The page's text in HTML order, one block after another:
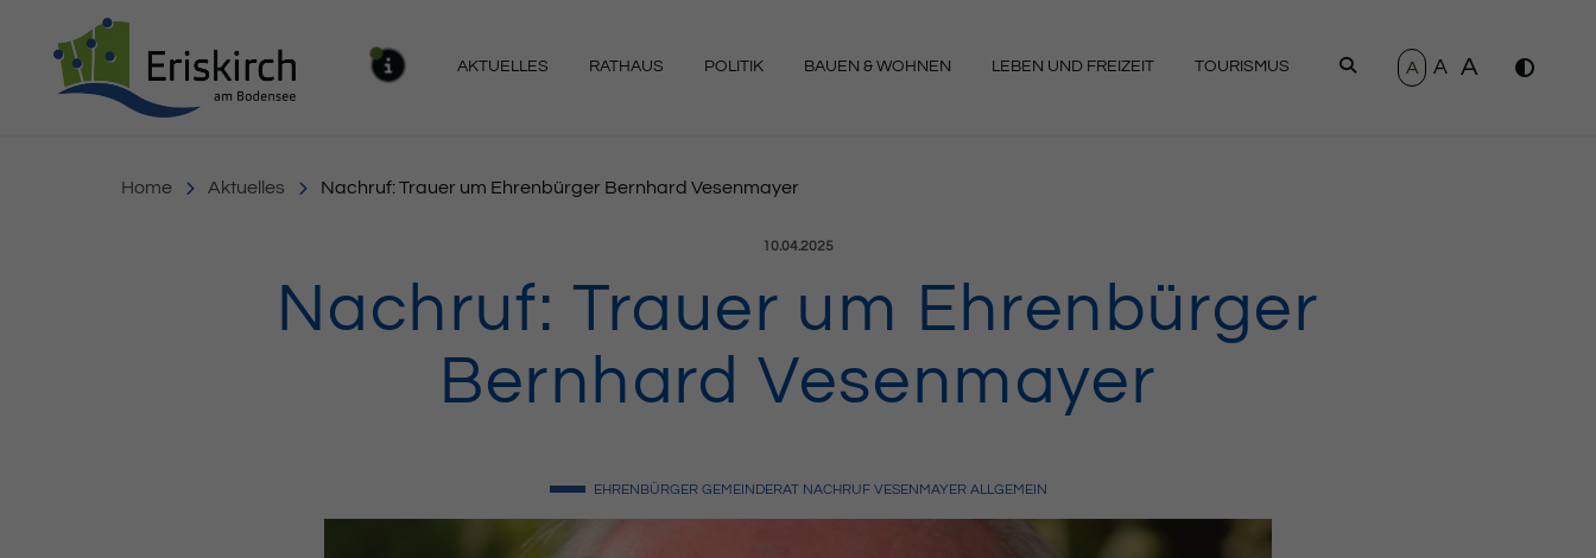
AKTUELLES RATHAUS POLITIK BAUEN & WOHNEN LEBEN UND FREIZEIT TOURISMUS SUCHEN
A A A
Home Aktuelles Nachruf: Trauer um Ehrenbürger Bernhard Vesenmayer
Veröffentlicht am:
10.04.2025
Nachruf: Trauer um Ehrenbürger
Bernhard Vesenmayer
EHRENBÜRGER GEMEINDERAT NACHRUF VESENMAYER ALLGEMEIN